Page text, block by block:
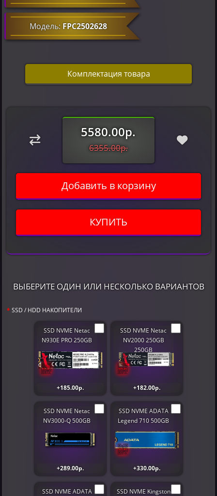
Модель:FPC2502628
Комплектация товара
5580.00р.
6355.00р.
Добавить в корзину
КУПИТЬ
ВЫБЕРИТЕ ОДИН ИЛИ НЕСКОЛЬКО ВАРИАНТОВ
SSD / HDD НАКОПИТЕЛИ
SSD NVME Netac
N930E PRO 250GB
+185.00р.
SSD NVME Netac
NV2000 250GB
250GB
+182.00р.
SSD NVME Netac
NV3000-Q 500GB
+289.00р.
SSD NVME ADATA
Legend 710 500GB
+330.00р.
SSD NVME ADATA
SSD NVME Kingston